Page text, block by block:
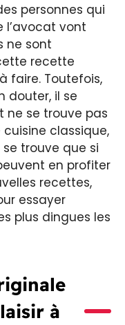
personnes qui
l’avocat vont
ne sont
recette
faire. Toutefois,
douter, il se
ne se trouve pas
classique,
trouve que si
en profiter
recettes,
essayer
plus dingues les
à